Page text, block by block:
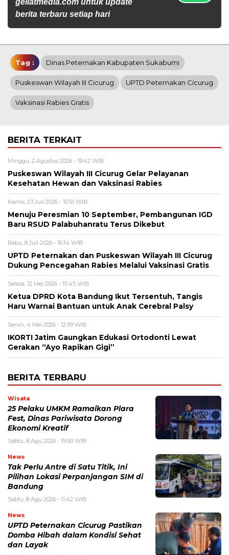
geliatmedia.com untuk update
berita terbaru setiap hari
Tag : Dinas Peternakan Kabupaten Sukabumi
Puskeswan Wilayah III Cicurug UPTD Peternakan Cicurug
Vaksinasi Rabies Gratis
BERITA TERKAIT
Minggu, 2 Agustus 2026 - 19:42 WIB
Puskeswan Wilayah III Cicurug Gelar Pelayanan
Kesehatan Hewan dan Vaksinasi Rabies
Kamis, 23 Juli 2026 - 10:51 WIB
Menuju Peresmian 10 September, Pembangunan IGD
Baru RSUD Palabuhanratu Terus Dikebut
Rabu, 8 Juli 2026 - 16:14 WIB
UPTD Peternakan dan Puskeswan Wilayah III Cicurug
Dukung Pencegahan Rabies Melalui Vaksinasi Gratis
Selasa, 12 Mei 2026 - 15:45 WIB
Ketua DPRD Kota Bandung Ikut Tersentuh, Tangis
Haru Warnai Bantuan untuk Anak Cerebral Palsy
Senin, 4 Mei 2026 - 12:59 WIB
IKORTI Jatim Gaungkan Edukasi Ortodonti Lewat
Gerakan “Ayo Rapikan Gigi”
BERITA TERBARU
Wisata
25 Pelaku UMKM Ramaikan Plara
Fest, Dinas Pariwisata Dorong
Ekonomi Kreatif
Sabtu, 8 Agu 2026 - 19:50 WIB
News
Tak Perlu Antre di Satu Titik, Ini
Pilihan Lokasi Perpanjangan SIM di
Bandung
Sabtu, 8 Agu 2026 - 11:42 WIB
News
UPTD Peternakan Cicurug Pastikan
Domba Hibah dalam Kondisi Sehat
dan Layak